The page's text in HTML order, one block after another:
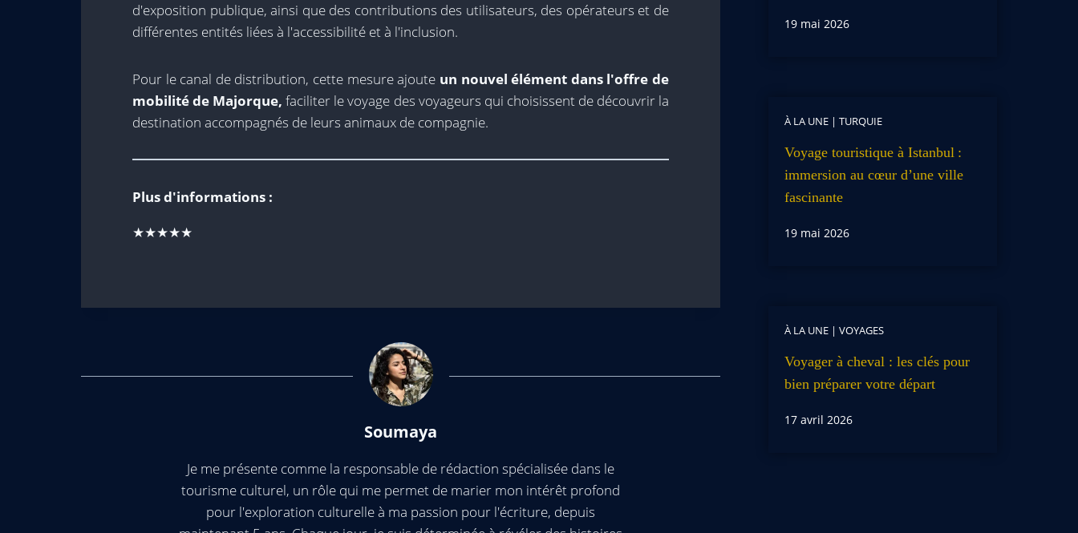
d'exposition publique, ainsi que des contributions des utilisateurs, des opérateurs et de
différentes entités liées à l'accessibilité et à l'inclusion.
Pour le canal de distribution, cette mesure ajoute un nouvel élément dans l'offre de
mobilité de Majorque, faciliter le voyage des voyageurs qui choisissent de découvrir la
destination accompagnés de leurs animaux de compagnie.
Plus d'informations :
★★★★★
Soumaya
Je me présente comme la responsable de rédaction spécialisée dans le
tourisme culturel, un rôle qui me permet de marier mon intérêt profond
pour l'exploration culturelle à ma passion pour l'écriture, depuis
19 mai 2026
À LA UNE| TURQUIE
Voyage touristique à Istanbul :
immersion au cœur d’une ville
fascinante
19 mai 2026
À LA UNE| VOYAGES
Voyager à cheval : les clés pour
bien préparer votre départ
17 avril 2026